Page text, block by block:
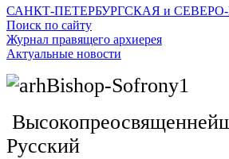
САНКТ-ПЕТЕРБУРГСКАЯ и
Поиск по сайту
Журнал правящего архиерея
Актуальные новости
Русский